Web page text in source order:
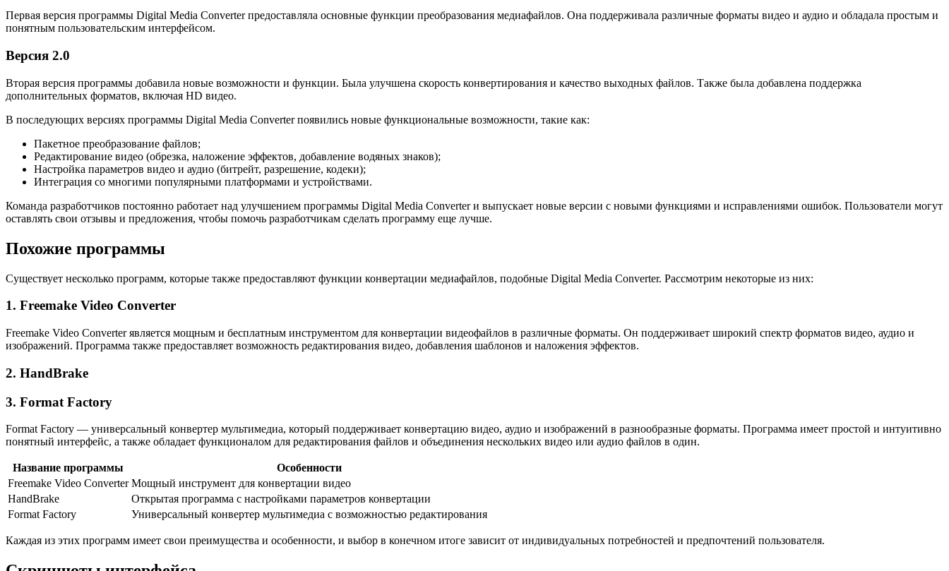
Первая версия программы Digital Media Converter предоставляла основные функции преобразования медиафайлов. Она поддерживала различные форматы видео и аудио и обладала простым и
понятным пользовательским интерфейсом.
Версия 2.0
Вторая версия программы добавила новые возможности и функции. Была улучшена скорость конвертирования и качество выходных файлов. Также была добавлена поддержка
дополнительных форматов, включая HD видео.
В последующих версиях программы Digital Media Converter появились новые функциональные возможности, такие как:
Пакетное преобразование файлов;
Редактирование видео (обрезка, наложение эффектов, добавление водяных знаков);
Настройка параметров видео и аудио (битрейт, разрешение, кодеки);
Интеграция со многими популярными платформами и устройствами.
Команда разработчиков постоянно работает над улучшением программы Digital Media Converter и выпускает новые версии с новыми функциями и исправлениями ошибок. Пользователи могут
оставлять свои отзывы и предложения, чтобы помочь разработчикам сделать программу еще лучше.
Похожие программы
Существует несколько программ, которые также предоставляют функции конвертации медиафайлов, подобные Digital Media Converter. Рассмотрим некоторые из них:
1. Freemake Video Converter
Freemake Video Converter является мощным и бесплатным инструментом для конвертации видеофайлов в различные форматы. Он поддерживает широкий спектр форматов видео, аудио и
изображений. Программа также предоставляет возможность редактирования видео, добавления шаблонов и наложения эффектов.
2. HandBrake
3. Format Factory
Format Factory — универсальный конвертер мультимедиа, который поддерживает конвертацию видео, аудио и изображений в разнообразные форматы. Программа имеет простой и интуитивно
понятный интерфейс, а также обладает функционалом для редактирования файлов и объединения нескольких видео или аудио файлов в один.
Название программы
Особенности
Freemake Video Converter Мощный инструмент для конвертации видео
HandBrake
Открытая программа с настройками параметров конвертации
Format Factory
Универсальный конвертер мультимедиа с возможностью редактирования
Каждая из этих программ имеет свои преимущества и особенности, и выбор в конечном итоге зависит от индивидуальных потребностей и предпочтений пользователя.